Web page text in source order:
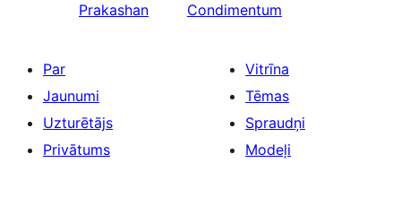
Prakashan
Condimentum
Par
Jaunumi
Uzturētājs
Privātums
Vitrīna
Tēmas
Spraudņi
Modeļi